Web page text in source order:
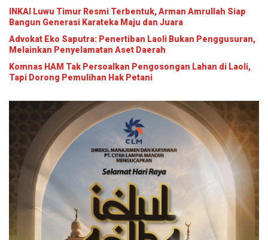
INKAI Luwu Timur Resmi Terbentuk, Arman Amrullah Siap
Bangun Generasi Karateka Maju dan Juara
Advokat Eko Saputra: Penertiban Laoli Bukan Penggusuran,
Melainkan Penyelamatan Aset Daerah
Komnas HAM Tak Persoalkan Pengosongan Lahan di Laoli,
Tapi Dorong Pemulihan Hak Petani